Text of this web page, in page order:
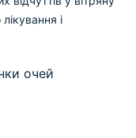
і
очей